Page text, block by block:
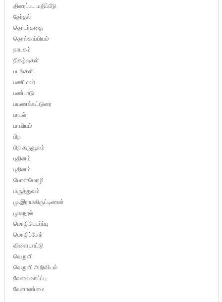
திரைப்பட மதிப்பீடு
தேர்தல்
தொடர்கதை
தொல்காப்பியம்
நாடகம்
நிகழ்வுகள்
படங்கள்
பணிமலர்
பண்பாடு
பயணக்கட்டுரை
பாடல்
பாவியம்
பிற
பிற கருவூலம்
புதினம்
புதினம்
பொன்மொழி
மருத்துவம்
மு.இராமகிருட்டிணன்
முகநூல்
மொழிபெயர்ப்பு
மொழிப்போர்
விளையாட்டு
வெருளி
வெருளி அறிவியல்
வேலைவாய்ப்பு
வேளாண்மை